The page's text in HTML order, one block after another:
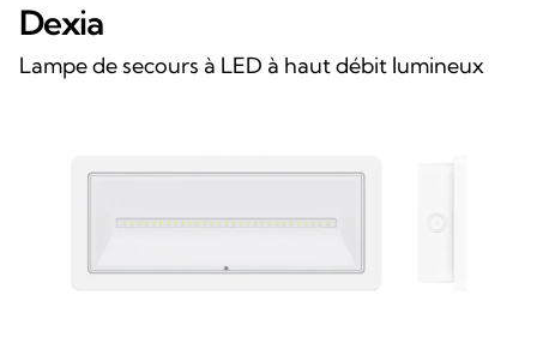
Dexia
Lampe de secours à LED à haut débit lumineux